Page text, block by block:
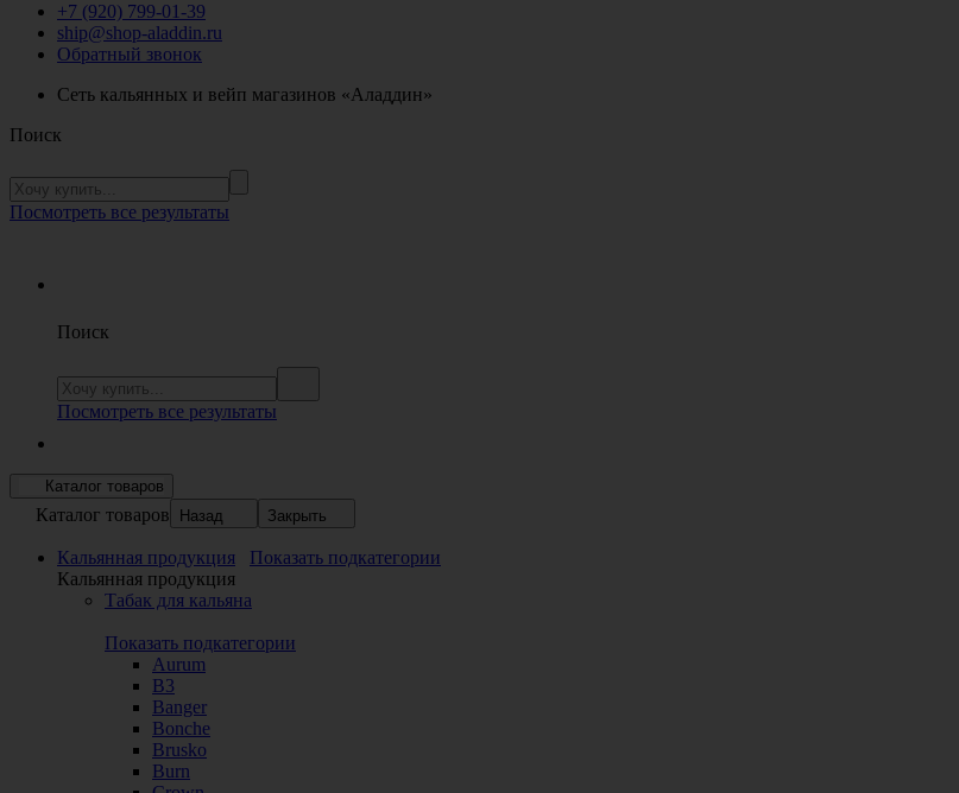
+7 (920) 799-01-39
ship@shop-aladdin.ru
Обратный звонок
Сеть кальянных и вейп магазинов «Аладдин»
Поиск
Посмотреть все результаты
Поиск
Посмотреть все результаты
Каталог товаров
Каталог товаров Назад Закрыть
Кальянная продукция
Показать подкатегории
Кальянная продукция
Табак для кальяна
Показать подкатегории
Aurum
B3
Banger
Bonche
Brusko
Burn